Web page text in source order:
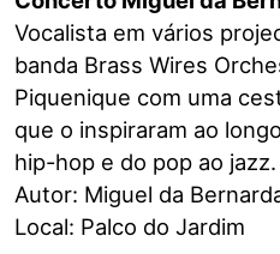
Vocalista em vários
banda Brass Wires
Piquenique com uma
que o inspiraram ao
hip-hop e do pop ao jazz.
Autor: Miguel da
Local: Palco do Jardim